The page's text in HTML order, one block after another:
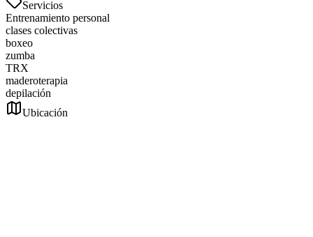
Servicios
Entrenamiento personal
clases colectivas
boxeo
zumba
TRX
maderoterapia
depilación
Ubicación